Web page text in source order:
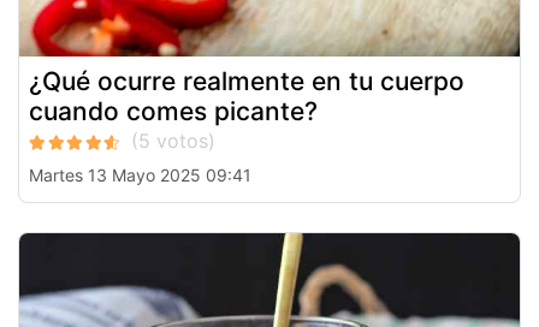
¿Qué ocurre realmente en tu cuerpo
cuando comes picante?
Martes 13 Mayo 2025 09:41